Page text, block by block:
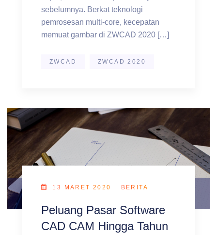
sebelumnya. Berkat teknologi
pemrosesan multi-core, kecepatan
memuat gambar di ZWCAD 2020 […]
ZWCAD ZWCAD 2020
13 MARET 2020 BERITA
Peluang Pasar Software
CAD CAM Hingga Tahun